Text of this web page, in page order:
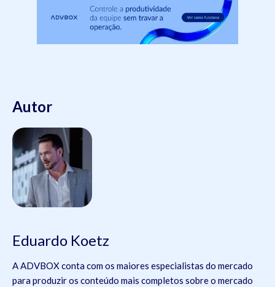
Autor
Eduardo Koetz
A ADVBOX conta com os maiores especialistas do mercado
para produzir os conteúdo mais completos sobre o mercado